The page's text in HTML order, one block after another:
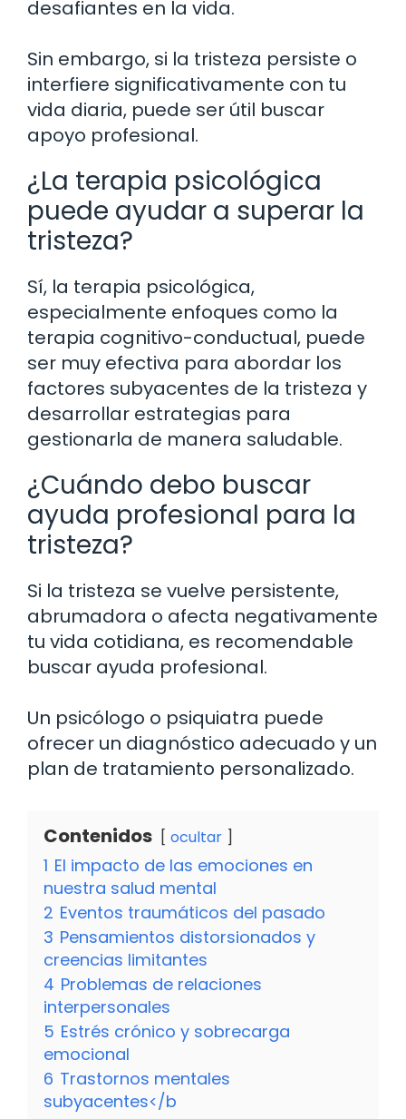
desafiantes en la vida.
Sin embargo, si la tristeza persiste o
interfiere significativamente con tu
vida diaria, puede ser útil buscar
apoyo profesional.
¿La terapia psicológica
puede ayudar a superar la
tristeza?
Sí, la terapia psicológica,
especialmente enfoques como la
terapia cognitivo-conductual, puede
ser muy efectiva para abordar los
factores subyacentes de la tristeza y
desarrollar estrategias para
gestionarla de manera saludable.
¿Cuándo debo buscar
ayuda profesional para la
tristeza?
Si la tristeza se vuelve persistente,
abrumadora o afecta negativamente
tu vida cotidiana, es recomendable
buscar ayuda profesional.
Un psicólogo o psiquiatra puede
ofrecer un diagnóstico adecuado y un
plan de tratamiento personalizado.
Contenidos ocultar
1 El impacto de las emociones en
nuestra salud mental
2 Eventos traumáticos del pasado
3 Pensamientos distorsionados y
creencias limitantes
4 Problemas de relaciones
interpersonales
5 Estrés crónico y sobrecarga
emocional
6 Trastornos mentales
subyacentes</b